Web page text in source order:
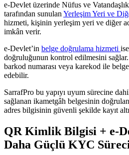
e-Devlet üzerinde Nüfus ve
tarafından sunulan Yerleşim Yeri ve
hizmeti, kişinin yerleşim yeri ve diğer
imkân verir.
e-Devlet’in belge doğrulama hizmeti
doğruluğunun kontrol edilmesini
barkod numarası veya karekod ile
edebilir.
SarrafPro bu yapıyı uyum sürecine
sağlanan ikametgâh belgesinin
adres bilgisinin güvenli şekilde kayıt
QR Kimlik Bilgisi + e-
Daha Güçlü KYC